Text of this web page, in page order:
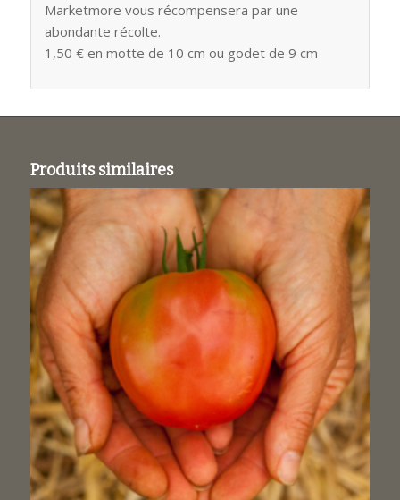
Marketmore vous récompensera par une
abondante récolte.
1,50 € en motte de 10 cm ou godet de 9 cm
Produits similaires